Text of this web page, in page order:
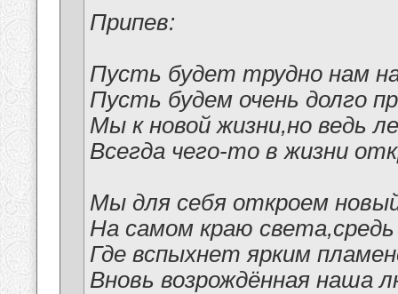
Припев:
Пусть будет трудно нам
Пусть будем очень долго
Мы к новой жизни,но ведь
Всегда чего-то в жизни
Мы для себя откроем
На самом краю света,средь
Где вспыхнет ярким
Вновь возрождённая наша